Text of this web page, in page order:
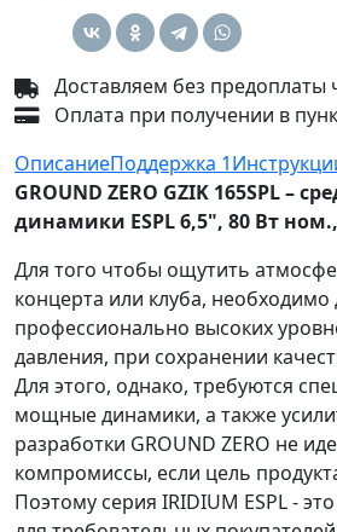
Доставляем без предоплаты
Оплата при получении в
ОписаниеПоддержка 1
GROUND ZERO GZIK 165SPL –
динамики ESPL 6,5", 80 Вт
Для того чтобы ощутить
концерта или клуба, необходимо
профессионально высоких
давления, при сохранении
Для этого, однако, требуются
мощные динамики, а также
разработки GROUND ZERO не
компромиссы, если цель
Поэтому серия IRIDIUM ESPL -